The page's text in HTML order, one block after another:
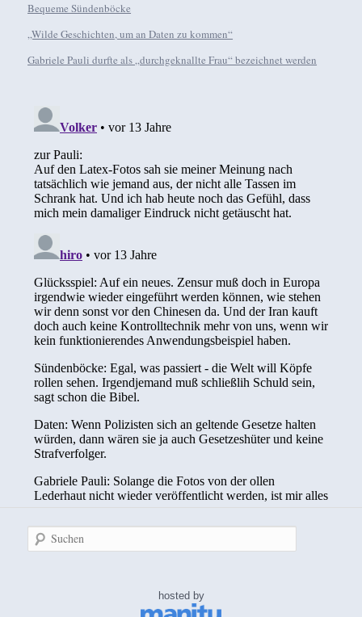
Bequeme Sündenböcke
„Wilde Geschichten, um an Daten zu kommen“
Gabriele Pauli durfte als „durchgeknallte Frau“ bezeichnet werden
Suchen
hosted by